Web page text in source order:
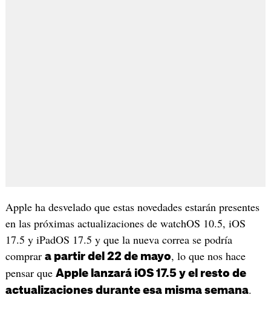
Apple ha desvelado que estas novedades estarán presentes
en las próximas actualizaciones de watchOS 10.5, iOS
17.5 y iPadOS 17.5 y que la nueva correa se podría
comprar a partir del 22 de mayo, lo que nos hace
pensar que Apple lanzará iOS 17.5 y el resto de
actualizaciones durante esa misma semana.